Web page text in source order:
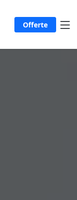
Offerte